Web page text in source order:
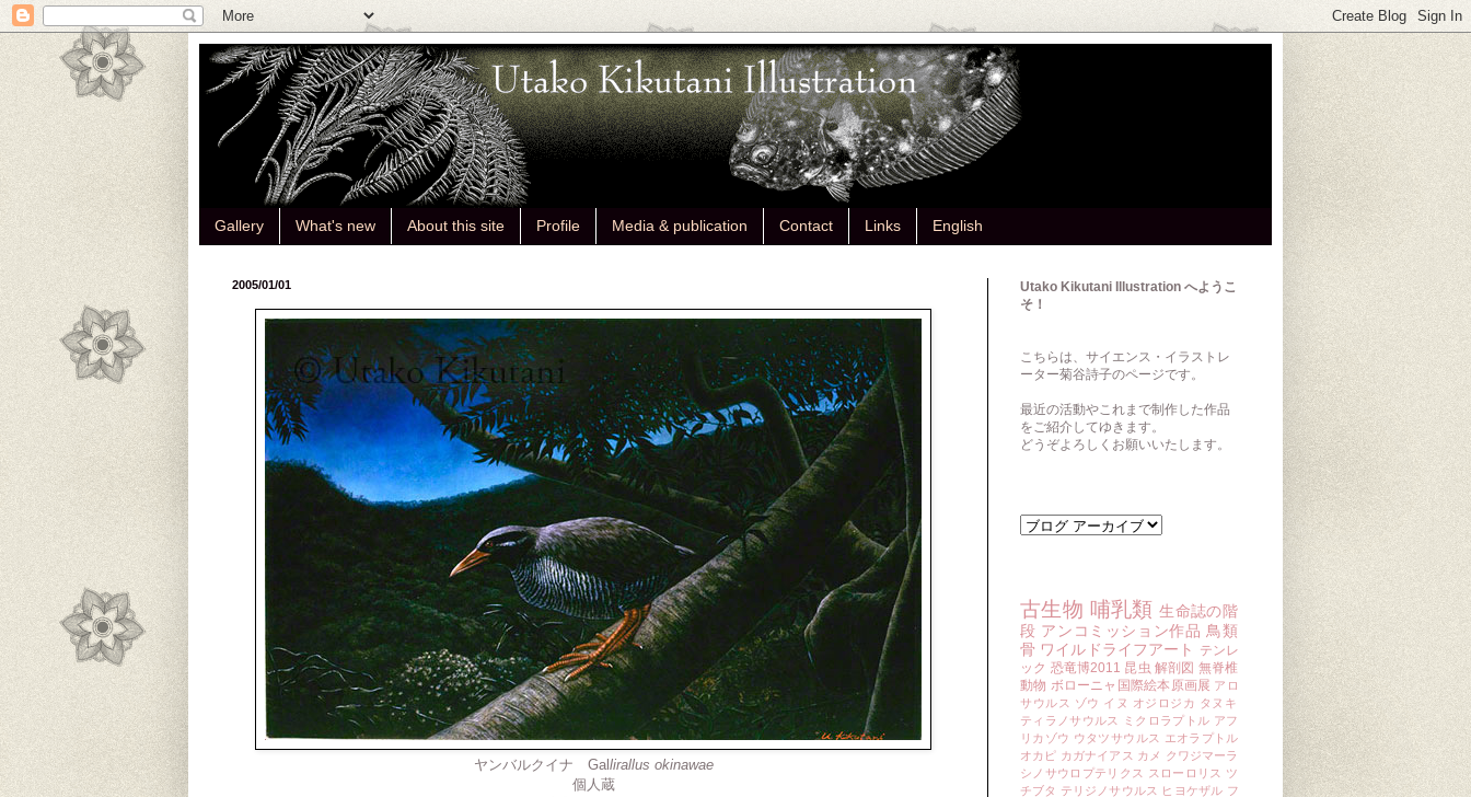
Gallery What's new About this site Profile Media & publication Contact Links English
2005/01/01
ヤンバルクイナ Gal lirallus okinawae
個人蔵
Utako Kikutani Illustration へようこ
そ！
こちらは、サイエンス・イラストレ
ーター菊谷詩子のページです。
最近の活動やこれまで制作した作品
をご紹介してゆきます。
どうぞよろしくお願いいたします。
古生物 哺乳類 生命誌の階
段 アンコミッション作品 鳥類
骨 ワイルドライフアート
テンレ
ック 恐竜博2011 昆虫 解剖図 無脊椎
動物 ボローニャ国際絵本原画展 アロ
サウルス ゾウ イヌ オジロジカ
タヌキ
ティラノサウルス
ミクロラプトル アフ
リカゾウ ウタツサウルス
エオラプトル
オカピ カガナイアス カメ クワジマーラ
シノサウロプテリクス
スローロリス ツ
チブタ テリジノサウルス ヒヨケザル フ